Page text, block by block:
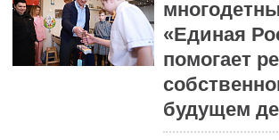
«Единая
помогает
будущем